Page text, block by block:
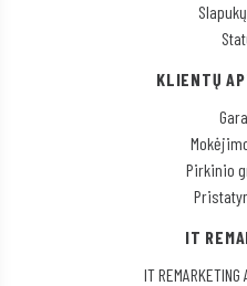
KLIENTŲ
Pirkinio
IT
IT